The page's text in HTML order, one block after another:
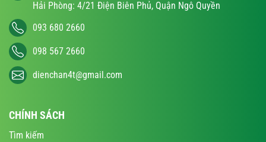
Hải Phòng: 4/21 Điện Biên Phủ, Quận Ngô Quyền
093 680 2660
098 567 2660
dienchan4t@gmail.com
CHÍNH SÁCH
Tìm kiếm